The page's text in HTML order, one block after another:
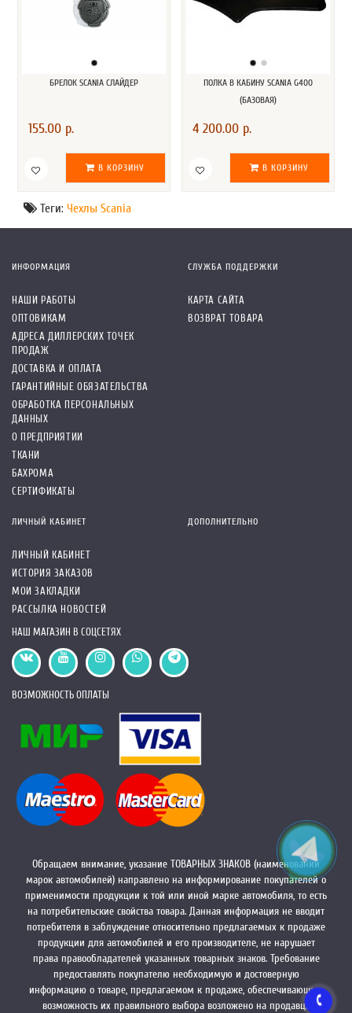
БРЕЛОК SCANIA СЛАЙДЕР
155.00 р.
В КОРЗИНУ
ПОЛКА В КАБИНУ SCANIA G400
(БАЗОВАЯ)
4 200.00 р.
В КОРЗИНУ
Теги: Чехлы Scania
ИНФОРМАЦИЯ
НАШИ РАБОТЫ
ОПТОВИКАМ
АДРЕСА ДИЛЛЕРСКИХ ТОЧЕК
ПРОДАЖ
ДОСТАВКА И ОПЛАТА
ГАРАНТИЙНЫЕ ОБЯЗАТЕЛЬСТВА
ОБРАБОТКА ПЕРСОНАЛЬНЫХ
ДАННЫХ
О ПРЕДПРИЯТИИ
ТКАНИ
БАХРОМА
СЕРТИФИКАТЫ
СЛУЖБА ПОДДЕРЖКИ
КАРТА САЙТА
ВОЗВРАТ ТОВАРА
ЛИЧНЫЙ КАБИНЕТ
ЛИЧНЫЙ КАБИНЕТ
ИСТОРИЯ ЗАКАЗОВ
МОИ ЗАКЛАДКИ
РАССЫЛКА НОВОСТЕЙ
ДОПОЛНИТЕЛЬНО
НАШ МАГАЗИН В СОЦСЕТЯХ
ВОЗМОЖНОСТЬ ОПЛАТЫ
Обращаем внимание, указание ТОВАРНЫХ ЗНАКОВ (наименований
марок автомобилей) направлено на информирование покупателей о
применимости продукции к той или иной марке автомобиля, то есть
на потребительские свойства товара. Данная информация не вводит
потребителя в заблуждение относительно предлагаемых к продаже
продукции для автомобилей и его производителе, не нарушает
права правообладателей указанных товарных знаков. Требование
предоставлять покупателю необходимую и достоверную
информацию о товаре, предлагаемом к продаже, обеспечивающую
возможность их правильного выбора возложено на продавца